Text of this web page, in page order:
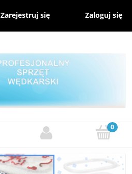
Zarejestruj się Zaloguj się